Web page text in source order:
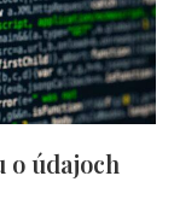
o údajoch